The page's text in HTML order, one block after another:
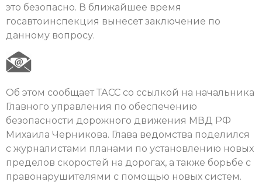
это безопасно. В ближайшее время
госавтоинспекция вынесет заключение по
данному вопросу.
Об этом сообщает ТАСС со ссылкой на начальника
Главного управления по обеспечению
безопасности дорожного движения МВД РФ
Михаила Черникова. Глава ведомства поделился
с журналистами планами по установлению новых
пределов скоростей на дорогах, а также борьбе с
правонарушителями с помощью новых систем.